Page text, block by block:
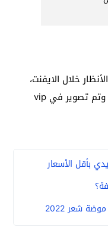
خلال الايفنت،
حيث تم بيع القطعة في نفس اللحظة وتم تصوير في vip
بأقل الأسعار
شعر 2022